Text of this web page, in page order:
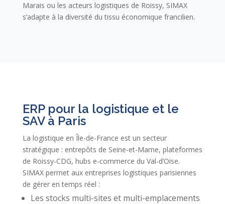
Marais ou les acteurs logistiques de Roissy, SIMAX
s’adapte à la diversité du tissu économique francilien.
ERP pour la logistique et le
SAV à Paris
La logistique en Île-de-France est un secteur
stratégique : entrepôts de Seine-et-Marne, plateformes
de Roissy-CDG, hubs e-commerce du Val-d’Oise.
SIMAX permet aux entreprises logistiques parisiennes
de gérer en temps réel :
Les stocks multi-sites et multi-emplacements